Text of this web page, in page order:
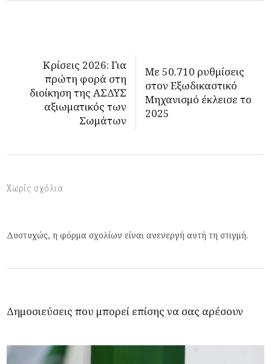
Κρίσεις 2026: Για
πρώτη φορά στη
διοίκηση της ΑΣΔΥΣ
αξιωματικός των
Σωμάτων
Με 50.710 ρυθμίσεις
στον Εξωδικαστικό
Μηχανισμό έκλεισε το
2025
Χωρίς σχόλια
Δυστυχώς, η φόρμα σχολίων είναι ανενεργή αυτή τη στιγμή.
Δημοσιεύσεις που μπορεί επίσης να σας αρέσουν